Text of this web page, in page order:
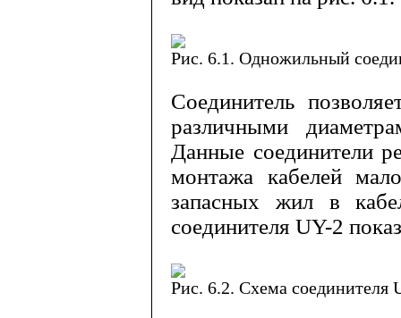
Рис. 6.1. Одножильный
Соединитель
различ­ными
Данные соединители
монтажа кабелей
запасных жил в
соединителя UY-2
Рис. 6.2. Схема соединителя